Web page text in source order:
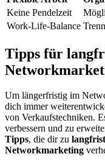
Keine Pendelzeit
Work-Life-Balance
Tipps für
Um längerfristig im
dich immer
von Verkaufstechniken.
verbessern und zu
Tipps, die dir zu
Networkmarketing